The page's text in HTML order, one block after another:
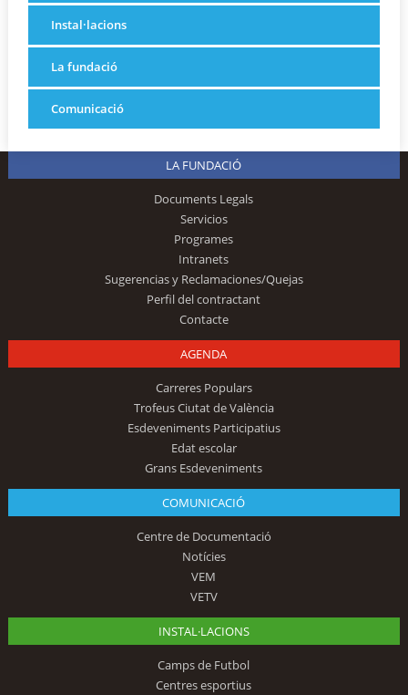
Instal·lacions
La fundació
Comunicació
LA FUNDACIÓ
Documents Legals
Servicios
Programes
Intranets
Sugerencias y Reclamaciones/Quejas
Perfil del contractant
Contacte
AGENDA
Carreres Populars
Trofeus Ciutat de València
Esdeveniments Participatius
Edat escolar
Grans Esdeveniments
COMUNICACIÓ
Centre de Documentació
Notícies
VEM
VETV
INSTAL·LACIONS
Camps de Futbol
Centres esportius